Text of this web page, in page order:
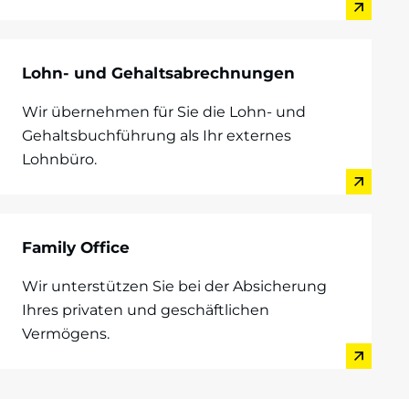
Lohn- und Gehaltsabrechnungen
Wir übernehmen für Sie die Lohn- und
Gehaltsbuchführung als Ihr externes
Lohnbüro.
Family Office
Wir unterstützen Sie bei der Absicherung
Ihres privaten und geschäftlichen
Vermögens.